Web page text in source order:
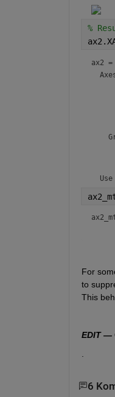
%
ax2 =
For
to
This
EDIT —
6